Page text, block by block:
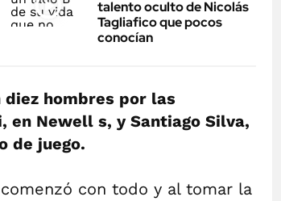
talento oculto de Nicolás
Tagliafico que pocos
conocían
hombres por las
en Newell s, y Santiago Silva,
de juego.
con todo y al tomar la